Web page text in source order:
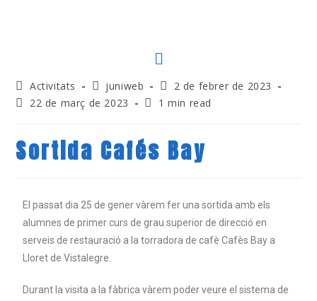
Activitats juniweb
2 de febrer de 2023
22 de març de 2023
1 min read
Sortida Cafés Bay
El passat dia 25 de gener vàrem fer una sortida amb els
alumnes de primer curs de grau superior de direcció en
serveis de restauració a la torradora de cafè Cafès Bay a
Lloret de Vistalegre.
Durant la visita a la fàbrica vàrem poder veure el sistema de